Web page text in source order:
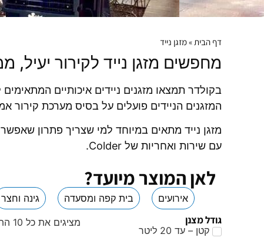
דף הבית»מזגן נייד
מחפשים מזגן נייד לקירור יעיל,
בקולדר תמצאו מזגנים ניידים איכותיים
המזגנים הניידים פועלים על בסיס מערכת קירור
מזגן נייד מתאים במיוחד למי שצריך פתרון
עם שירות ואחריות של Colder.
לאן המוצר מיועד?
אירועים בית קפה ומסעדה גינה וחצר
גודל מצנן
קטן – עד 20 ליטר
מציגים את כל ⁦10⁩ התוצאות